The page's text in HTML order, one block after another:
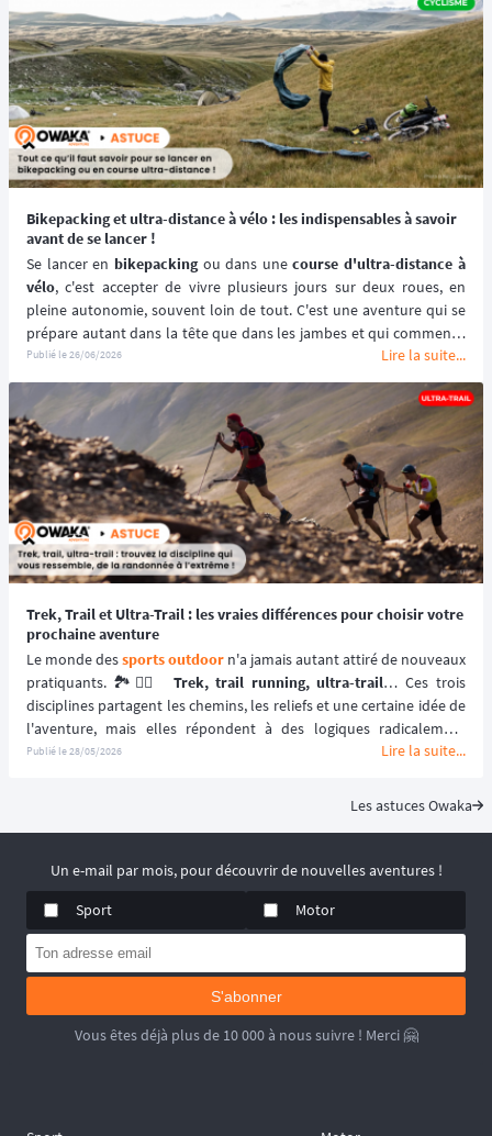
Bikepacking et ultra-distance à vélo : les indispensables à savoir
avant de se lancer !
Se lancer en bikepacking ou dans une course d'ultra-distance à
vélo, c'est accepter de vivre plusieurs jours sur deux roues, en
pleine autonomie, souvent loin de tout. C'est une aventure qui se
prépare autant dans la tête que dans les jambes et qui commence
bien avant le départ. Voici les grandes clés pour aborder cette
discipline avec les meilleures chances de succès, que vous visiez
votre premier itinéraire gravel ou votre première ligne d'arrivée de
course ultra. ⬇️
Publié le26/06/2026 Lire la suite...
Trek, Trail et Ultra-Trail : les vraies différences pour choisir votre
prochaine aventure
Le monde des sports outdoor n'a jamais autant attiré de nouveaux
pratiquants. 🏞️🏃‍♂️ Trek, trail running, ultra-trail… Ces trois
disciplines partagent les chemins, les reliefs et une certaine idée de
l'aventure, mais elles répondent à des logiques radicalement
différentes. Comprendre leurs subtilités, c'est aussi mieux cibler
Publié le28/05/2026 Lire la suite...
Les astuces Owaka
Un e-mail par mois, pour découvrir de nouvelles aventures !
Sport
Motor
S'abonner
Vous êtes déjà plus de 10 000 à nous suivre ! Merci 🤗